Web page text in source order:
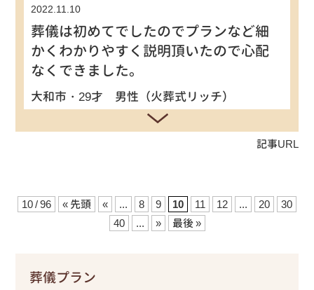
2022.11.10
葬儀は初めてでしたのでプランなど細
かくわかりやすく説明頂いたので心配
なくできました。
大和市・29才 男性（火葬式リッチ）
記事URL
10 / 96 « 先頭 « ... 8 9 10 11 12 ... 20
30
40
... » 最後 »
葬儀プラン